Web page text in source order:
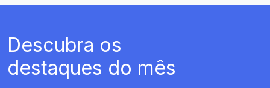
Descubra os
destaques do mês